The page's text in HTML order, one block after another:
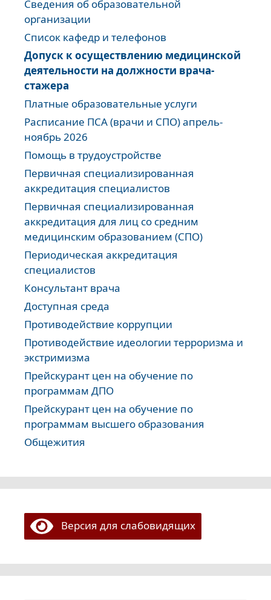
Сведения об образовательной
организации
Список кафедр и телефонов
Допуск к осуществлению медицинской
деятельности на должности врача-
стажера
Платные образовательные услуги
Расписание ПСА (врачи и СПО) апрель-
ноябрь 2026
Помощь в трудоустройстве
Первичная специализированная
аккредитация специалистов
Первичная специализированная
аккредитация для лиц со средним
медицинским образованием (СПО)
Периодическая аккредитация
специалистов
Консультант врача
Доступная среда
Противодействие коррупции
Противодействие идеологии терроризма и
экстримизма
Прейскурант цен на обучение по
программам ДПО
Прейскурант цен на обучение по
программам высшего образования
Общежития
Версия для слабовидящих